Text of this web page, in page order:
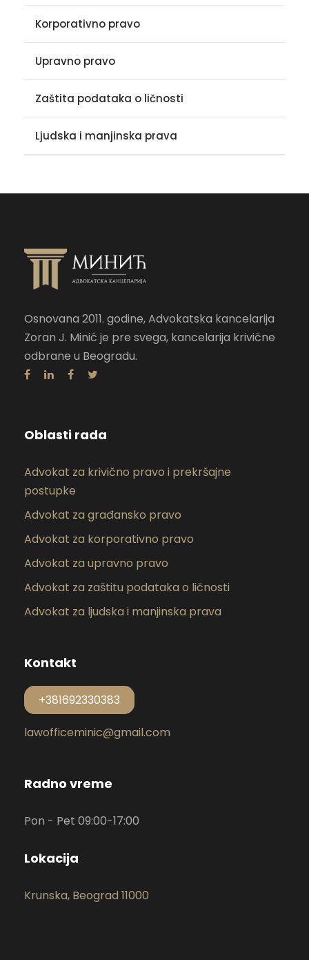
Korporativno pravo
Upravno pravo
Zaštita podataka o ličnosti
Ljudska i manjinska prava
Osnovana 2011. godine, Advokatska kancelarija
Zoran J. Minić je pre svega, kancelarija krivične
odbrane u Beogradu.
Oblasti rada
Advokat za krivično pravo i prekršajne
postupke
Advokat za građansko pravo
Advokat za korporativno pravo
Advokat za upravno pravo
Advokat za zaštitu podataka o ličnosti
Advokat za ljudska i manjinska prava
Kontakt
+381692330383
lawofficeminic@gmail.com
Radno vreme
Pon - Pet 09:00-17:00
Lokacija
Krunska, Beograd 11000